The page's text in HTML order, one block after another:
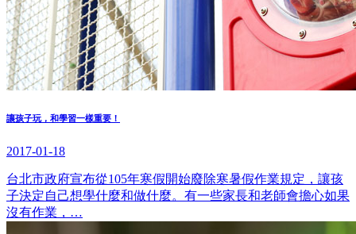
讓孩子玩，和學習一樣重要！
2017-01-18
台北市政府宣布從105年寒假開始廢除寒暑假作業規定，讓孩
子決定自己想學什麼和做什麼。有一些家長和老師會擔心如果
沒有作業，…